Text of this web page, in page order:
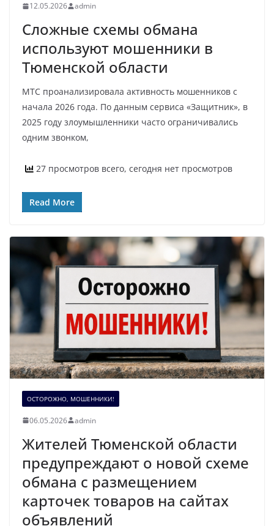
12.05.2026 admin
Сложные схемы обмана
используют мошенники в
Тюменской области
МТС проанализировала активность мошенников с
начала 2026 года. По данным сервиса «Защитник», в
2025 году злоумышленники часто ограничивались
одним звонком,
27 просмотров всего, сегодня нет просмотров
Read More
ОСТОРОЖНО, МОШЕННИКИ!
06.05.2026 admin
Жителей Тюменской области
предупреждают о новой схеме
обмана с размещением
карточек товаров на сайтах
объявлений